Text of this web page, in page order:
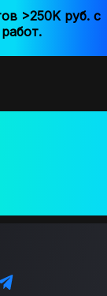
>250K руб. с